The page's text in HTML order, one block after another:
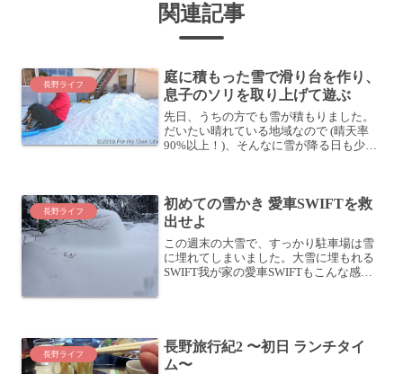
関連記事
長野ライフ
庭に積もった雪で滑り台を作り、
息子のソリを取り上げて遊ぶ
先日、うちの方でも雪が積もりました。
だいたい晴れている地域なので (晴天率
90%以上！)、そんなに雪が降る日も少な
まっています。歩い...
長野ライフ
初めての雪かき 愛車SWIFTを救
出せよ
この週末の大雪で、すっかり駐車場は雪
に埋れてしまいました。大雪に埋もれる
SWIFT我が家の愛車SWIFTもこんな感じ
長野ライフ
長野旅行紀2 〜初日 ランチタイ
ム〜